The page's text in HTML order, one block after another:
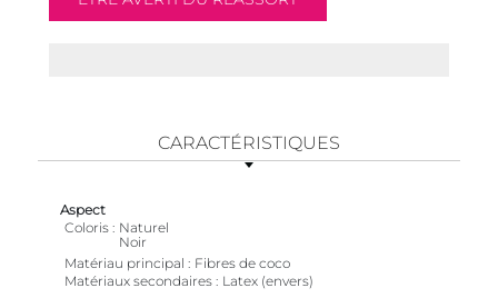
CARACTÉRISTIQUES
Aspect
Coloris
Naturel
Noir
Matériau principal
Fibres de coco
Matériaux secondaires
Latex (envers)